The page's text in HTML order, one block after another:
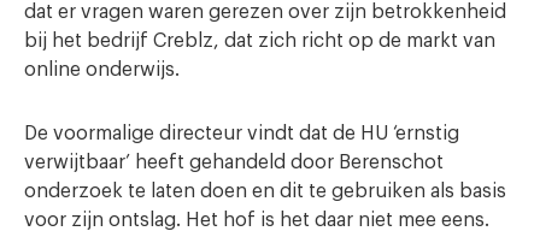
dat er vragen waren gerezen over zijn betrokkenheid
bij het bedrijf Creblz, dat zich richt op de markt van
online onderwijs.
De voormalige directeur vindt dat de HU ‘ernstig
verwijtbaar’ heeft gehandeld door Berenschot
onderzoek te laten doen en dit te gebruiken als basis
voor zijn ontslag. Het hof is het daar niet mee eens.